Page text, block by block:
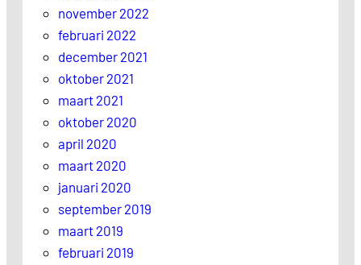
november 2022
februari 2022
december 2021
oktober 2021
maart 2021
oktober 2020
april 2020
maart 2020
januari 2020
september 2019
maart 2019
februari 2019